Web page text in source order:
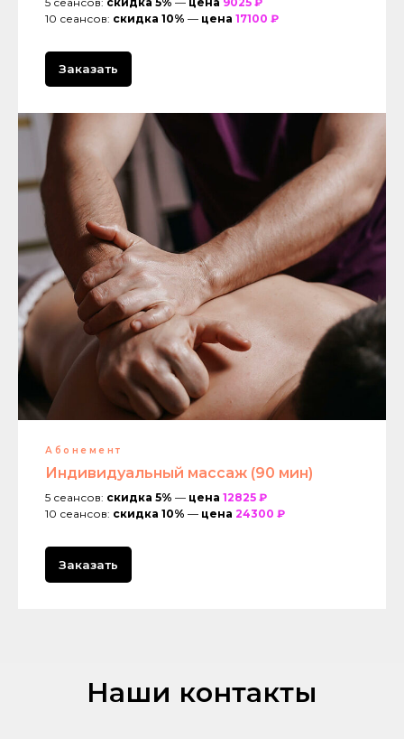
10 сеансов: скидка 10% — цена 17100 ₽
Заказать
Абонемент
Индивидуальный массаж (90 мин)
5 сеансов: скидка 5% — цена 12825 ₽
10 сеансов: скидка 10% — цена 24300 ₽
Заказать
Наши контакты
+7 (927) 789 91 92